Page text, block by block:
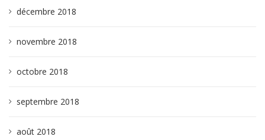
décembre 2018
novembre 2018
octobre 2018
septembre 2018
août 2018